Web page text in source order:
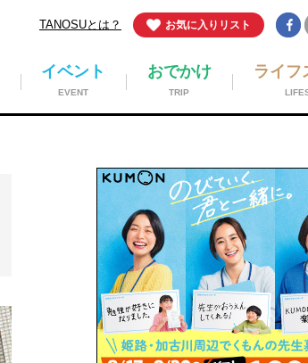
お気に入りリスト
TANOSUとは？
ライフ
おでかけ
TRIP
イベント
EVENT